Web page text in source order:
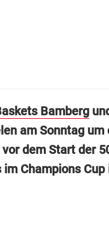
Bamberg
am Sonntag um
dem Start der
Champions Cup